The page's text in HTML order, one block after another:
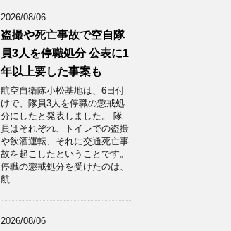
2026/08/06
盗撮や死亡事故で空自隊
員3人を停職処分 公表に1
年以上要した事案も
航空自衛隊小松基地は、6日付
けで、隊員3人を停職の懲戒処
分にしたと発表しました。 隊
員はそれぞれ、トイレでの盗撮
や飲酒運転、それに交通死亡事
故を起こしたということです。
停職の懲戒処分を受けたのは、
航 ...
2026/08/06